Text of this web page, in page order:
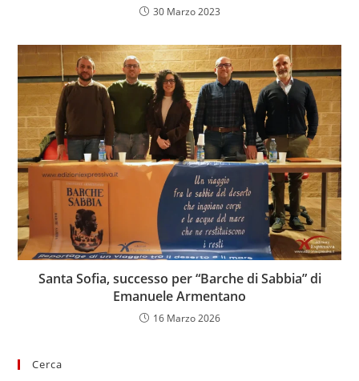
30 Marzo 2023
Santa Sofia, successo per “Barche di Sabbia” di
Emanuele Armentano
16 Marzo 2026
Cerca